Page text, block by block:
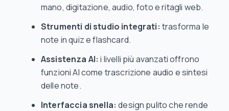
mano, digitazione, audio, foto e ritagli web.
Strumenti di studio integrati: trasforma le
note in quiz e flashcard.
Assistenza AI: i livelli più avanzati offrono
funzioni AI come trascrizione audio e sintesi
delle note.
Interfaccia snella: design pulito che rende